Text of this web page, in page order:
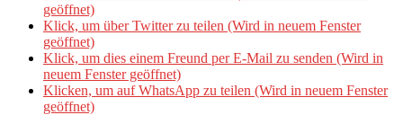
geöffnet)
Klick, um über Twitter zu teilen (Wird in neuem Fenster
geöffnet)
Klick, um dies einem Freund per E-Mail zu senden (Wird in
neuem Fenster geöffnet)
Klicken, um auf WhatsApp zu teilen (Wird in neuem Fenster
geöffnet)